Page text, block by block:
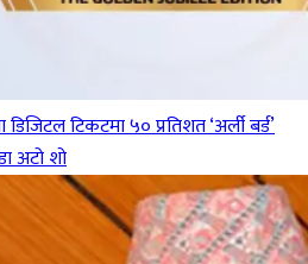
टिकटमा ५० प्रतिशत ‘अर्ली बर्ड’
अटो शो